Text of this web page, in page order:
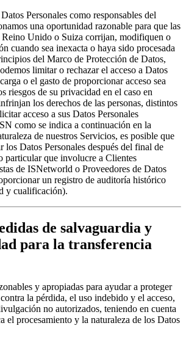
Personales como responsables del
una oportunidad razonable para que las
Reino Unido o Suiza corrijan, modifiquen o
cuando sea inexacta o haya sido procesada
del Marco de Protección de Datos,
limitar o rechazar el acceso a Datos
o el gasto de proporcionar acceso sea
riesgos de su privacidad en el caso en
los derechos de las personas, distintos
acceso a sus Datos Personales
como se indica a continuación en la
de nuestros Servicios, es posible que
los Datos Personales después del final de
particular que involucre a Clientes
de ISNetworld o Proveedores de Datos
un registro de auditoría histórico
y cualificación).
de salvaguardia y
para la transferencia
y apropiadas para ayudar a proteger
la pérdida, el uso indebido y el acceso,
no autorizados, teniendo en cuenta
el procesamiento y la naturaleza de los Datos